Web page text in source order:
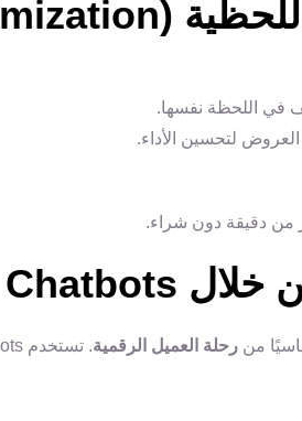
في اللحظة نفسها.
العروض لتحسين الأداء.
من دقيقة دون شراء.
من رحلة العميل الرقمية. تستخدم Chatbots المدعومة بالذكاء الاصطناعي